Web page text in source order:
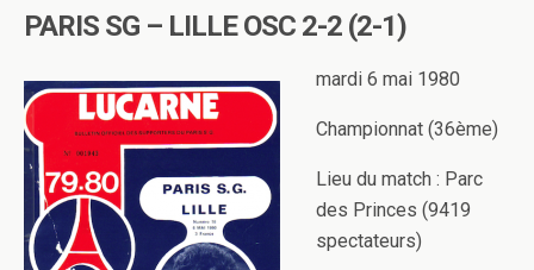
PARIS SG – LILLE OSC 2-2 (2-1)
mardi 6 mai 1980
Championnat (36ème)
Lieu du match : Parc
des Princes (9419
spectateurs)